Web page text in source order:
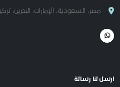
مصر، السعودية، الإمارات، البحرين، تركيا
ارسل لنا رسالة